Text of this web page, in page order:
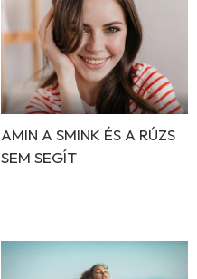
AMIN A SMINK ÉS A RÚZS
SEM SEGÍT